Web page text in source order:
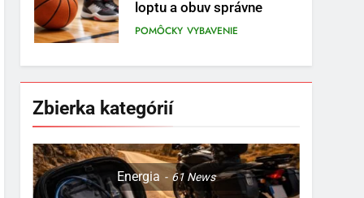
loptu a obuv správne
POMÔCKY VYBAVENIE
6
Ako kombinovať rôzne
tréningové pomôcky
POMÔCKY
7
Pomôcky na cvičenie
brucha
Zbierka kategórií
Energia 61 News